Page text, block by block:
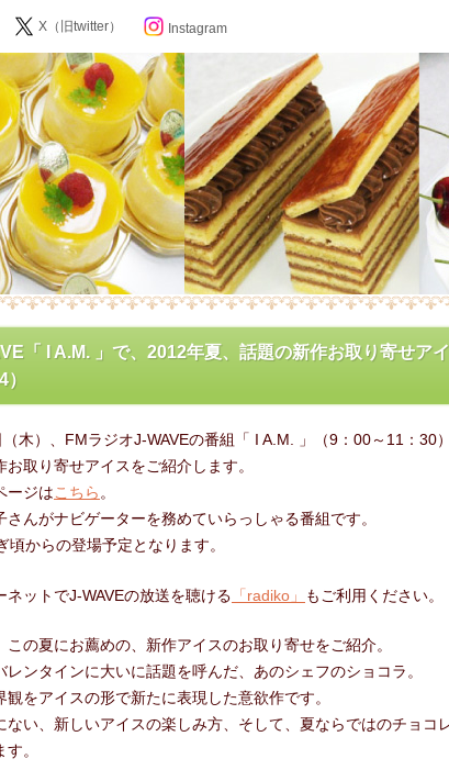
ス
知らせ
集
ープン記念日カレンダー
ロフィール
問い合わせ
X（旧twitter） Instagram
「 I A.M. 」で、2012年夏、話題の新作お取り寄せア
）
木）、FMラジオJ-WAVEの番組「 I A.M. 」（9：00～11：30
お取り寄せアイスをご紹介します。
ージはこちら 。
さんがナビゲーターを務めていらっしゃる番組です。
頃からの登場予定となります。
ネットでJ-WAVEの放送を聴ける 「radiko」 もご利用ください。
この夏にお薦めの、新作アイスのお取り寄せをご紹介。
レンタインに大いに話題を呼んだ、あのシェフのショコラ。
観をアイスの形で新たに表現した意欲作です。
ない、新しいアイスの楽しみ方、そして、夏ならではのチョコ
。